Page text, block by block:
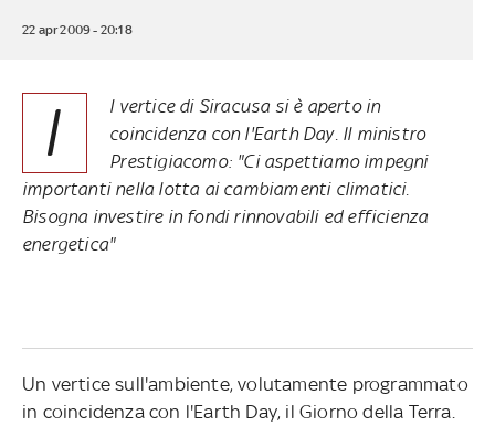
22 apr 2009 - 20:18
I
l vertice di Siracusa si è aperto in
coincidenza con l'Earth Day. Il ministro
Prestigiacomo: "Ci aspettiamo impegni
importanti nella lotta ai cambiamenti climatici.
Bisogna investire in fondi rinnovabili ed efficienza
energetica"
Un vertice sull'ambiente, volutamente programmato
in coincidenza con l'Earth Day, il Giorno della Terra.